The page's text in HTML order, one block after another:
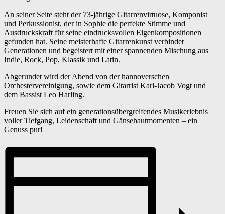
An seiner Seite steht der 73-jährige Gitarrenvirtuose, Komponist
und Perkussionist, der in Sophie die perfekte Stimme und
Ausdruckskraft für seine eindrucksvollen Eigenkompositionen
gefunden hat. Seine meisterhafte Gitarrenkunst verbindet
Generationen und begeistert mit einer spannenden Mischung aus
Indie, Rock, Pop, Klassik und Latin.
Abgerundet wird der Abend von der hannoverschen
Orchestervereinigung, sowie dem Gitarrist Karl-Jacob Vogt und
dem Bassist Leo Harling.
Freuen Sie sich auf ein generationsübergreifendes Musikerlebnis
voller Tiefgang, Leidenschaft und Gänsehautmomenten – ein
Genuss pur!